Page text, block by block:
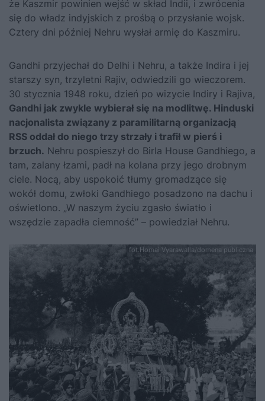
że Kaszmir powinien wejść w skład Indii, i zwrócenia
się do władz indyjskich z prośbą o przysłanie wojsk.
Cztery dni później Nehru wysłał armię do Kaszmiru.
Gandhi przyjechał do Delhi i Nehru, a także Indira i jej
starszy syn, trzyletni Rajiv, odwiedzili go wieczorem.
30 stycznia 1948 roku, dzień po wizycie Indiry i Rajiva,
Gandhi jak zwykle wybierał się na modlitwę. Hinduski
nacjonalista związany z paramilitarną organizacją
RSS oddał do niego trzy strzały i trafił w pierś i
brzuch. Nehru pospieszył do Birla House Gandhiego, a
tam, zalany łzami, padł na kolana przy jego drobnym
ciele. Nocą, aby uspokoić tłumy gromadzące się
wokół domu, zwłoki Gandhiego posadzono na dachu i
oświetlono. „W naszym życiu zgasło światło i
wszędzie zapadła ciemność” – powiedział Nehru.
fot.Homai Vyarawalla/domena publiczna